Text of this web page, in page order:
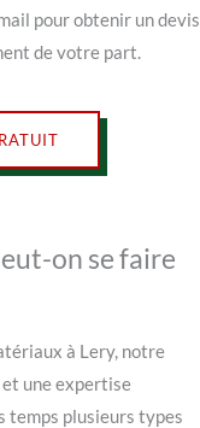
pour obtenir un devis
de votre part.
on se faire
à Lery, notre
une expertise
temps plusieurs types